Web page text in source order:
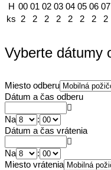
H 00 01 02 03 04 05 06 07
ks 2 2 2 2 2 2 2 2
Vyberte dátumy
Miesto odberu
Dátum a čas odberu
Na
:
Dátum a čas vrátenia
Na
:
Miesto vrátenia